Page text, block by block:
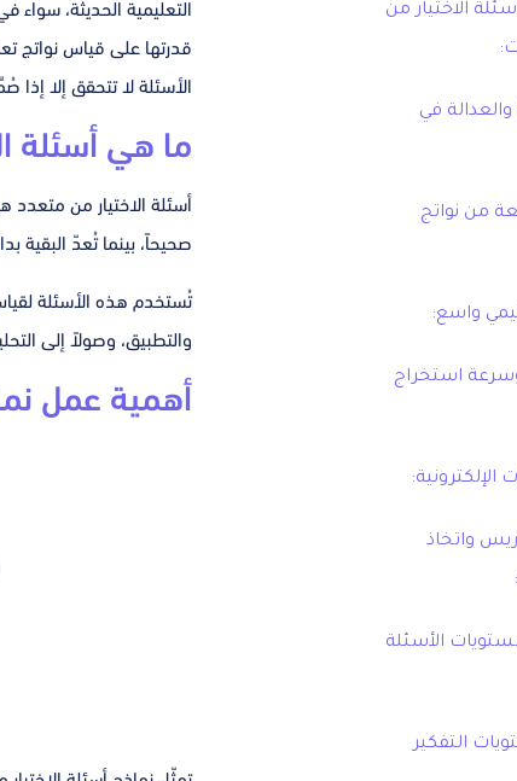
الاختيار من
في
من نواتج
واسع:
استخراج
الإلكترونية:
واتخاذ
الأسئلة
التفكير
التعليمية الحديثة، سواء
قدرتها على قياس نواتج
الأسئلة لا تتحقق إلا
ما هي أسئلة
أسئلة الاختيار من
صحيحاً، بينما تُعدّ البقية
تُستخدم هذه الأسئلة
والتطبيق، وصولاً إلى
أهمية عمل